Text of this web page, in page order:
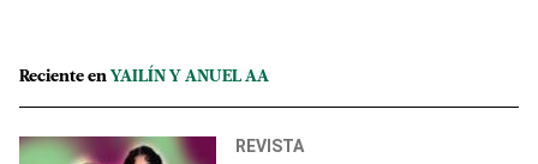
Reciente en YAILÍN Y ANUEL AA
REVISTA